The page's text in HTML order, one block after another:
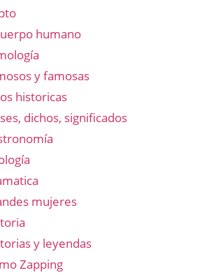
humano
y famosas
historicas
dichos, significados
mujeres
y leyendas
Zapping